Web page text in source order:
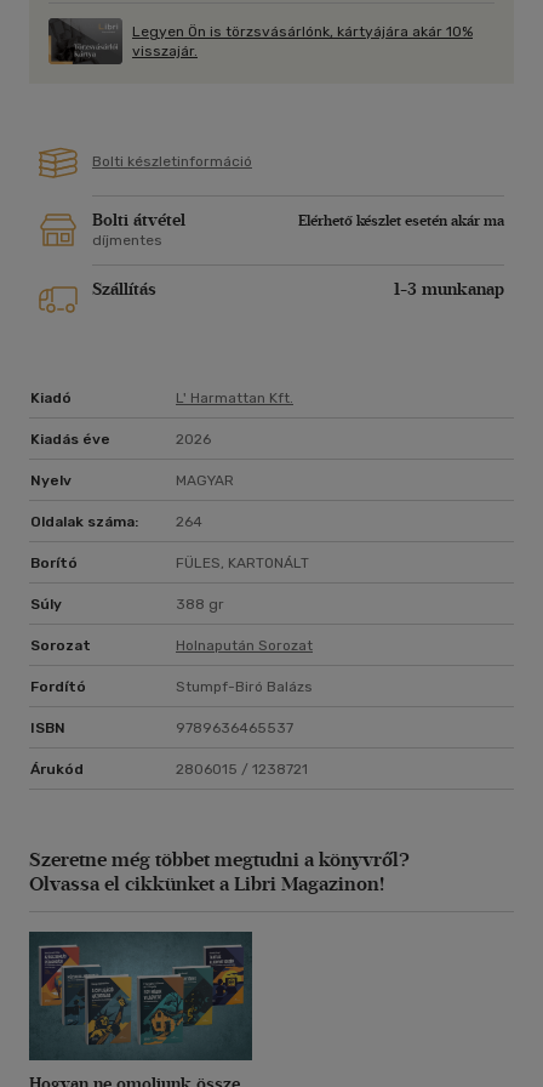
meg, hanem arra ösztönöz, hogy újragondoljuk a valósághoz
fűződő viszonyunkat, és szembenézzünk azokkal a
kényelmetlen igazságokkal, amelyek nélkül nincs valódi
Legyen Ön is törzsvásárlónk, kártyájára akár 10%
visszajár.
Bolti készletinformáció
Bolti átvétel
Elérhető készlet esetén akár ma
díjmentes
Szállítás 1-3 munkanap
Kiadó L' Harmattan Kft.
Kiadás éve 2026
Nyelv MAGYAR
Oldalak száma: 264
Borító FÜLES, KARTONÁLT
Súly 388 gr
Sorozat Holnapután Sorozat
Fordító Stumpf-Biró Balázs
ISBN 9789636465537
Árukód 2806015 / 1238721
Szeretne még többet megtudni a könyvről?
Olvassa el cikkünket a Libri Magazinon!